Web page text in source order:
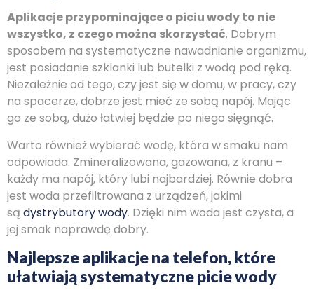
Aplikacje przypominające o piciu wody to nie
wszystko, z czego można skorzystać. Dobrym
sposobem na systematyczne nawadnianie organizmu,
jest posiadanie szklanki lub butelki z wodą pod ręką.
Niezależnie od tego, czy jest się w domu, w pracy, czy
na spacerze, dobrze jest mieć ze sobą napój. Mając
go ze sobą, dużo łatwiej będzie po niego sięgnąć.
Warto również wybierać wodę, która w smaku nam
odpowiada. Zmineralizowana, gazowana, z kranu –
każdy ma napój, który lubi najbardziej. Równie dobra
jest woda przefiltrowana z urządzeń, jakimi
są dystrybutory wody. Dzięki nim woda jest czysta, a
jej smak naprawdę dobry.
Najlepsze aplikacje na telefon, które
ułatwiają systematyczne picie wody